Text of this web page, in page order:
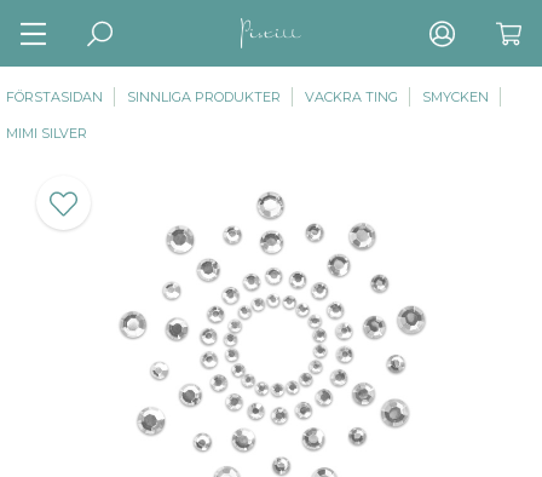
FÖRSTASIDAN SINNLIGA PRODUKTER VACKRA TING SMYCKEN
MIMI SILVER